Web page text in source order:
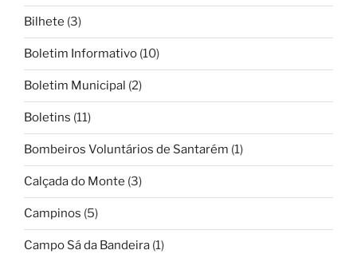
Bilhete (3)
Boletim Informativo (10)
Boletim Municipal (2)
Boletins (11)
Bombeiros Voluntários de Santarém (1)
Calçada do Monte (3)
Campinos (5)
Campo Sá da Bandeira (1)